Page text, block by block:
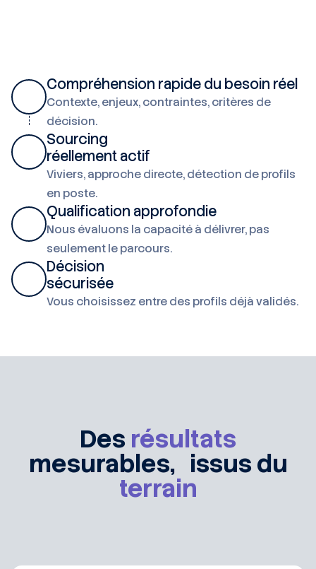
Compréhension rapide du besoin réel
Contexte, enjeux, contraintes, critères de
décision.
Sourcing
réellement actif
Viviers, approche directe, détection de profils
en poste.
Qualification approfondie
Nous évaluons la capacité à délivrer, pas
seulement le parcours.
Décision
sécurisée
Vous choisissez entre des profils déjà validés.
Des résultats
mesurables, issus du
terrain